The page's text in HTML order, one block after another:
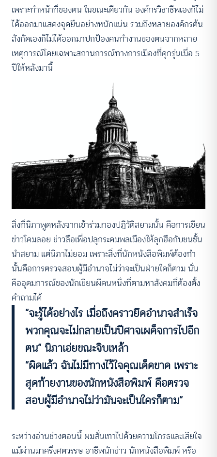
เพราะทำหน้าที่ของตน ในขณะเดียวกัน องค์กรวิชาชีพเองก็ไม่
ได้ออกมาแสดงจุดยืนอย่างหนักแน่น รวมถึงหลายองค์กรต้น
สังกัดเองก็ไม่ได้ออกมาปกป้องคนทำงานของตนจากหลาย
เหตุการณ์โดยเฉพาะสถานการณ์ทางการเมืองที่คุกรุ่นเมื่อ 5
ปีให้หลังมานี้
สิ่งที่นิภาพูดหลังจากเข้าร่วมกองปฏิวัติสยามนั้น คือการเขียน
ข่าวโคมลอย ข่าวลือเพื่อปลุกระดมพลเมืองให้ลุกฮือกับชนชั้น
นำสยาม แต่นิภาไม่ยอม เพราะสิ่งที่นักหนังสือพิมพ์ต้องทำ
นั้นคือการตรวจสอบผู้มีอำนาจไม่ว่าจะเป็นฝ่ายใดก็ตาม นั่น
คืออุดมการณ์ของนักเขียนผีคนหนึ่งที่ตามหาสังคมที่ต้องตั้ง
คำถามได้
“จะรู้ได้อย่างไร เมื่อถึงคราวยึดอำนาจสำเร็จ
พวกคุณจะไม่กลายเป็นปีศาจเผด็จการไปอีก
ตน” นิภาเอ่ยขณะจิบเหล้า
“ผิดแล้ว ฉันไม่มีทางไว้ใจคุณเด็ดขาด เพราะ
สุดท้ายงานของนักหนังสือพิมพ์ คือตรวจ
สอบผู้มีอำนาจไม่ว่ามันจะเป็นใครก็ตาม”
ระหว่างอ่านช่วงตอนนี้ ผมสั่นเทาไปด้วยความโกรธและเสียใจ
แม้ผ่านมาครึ่งศตวรรษ อาชีพนักข่าว นักหนังสือพิมพ์ หรือ